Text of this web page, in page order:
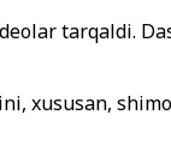
tarqaldi.
xususan,